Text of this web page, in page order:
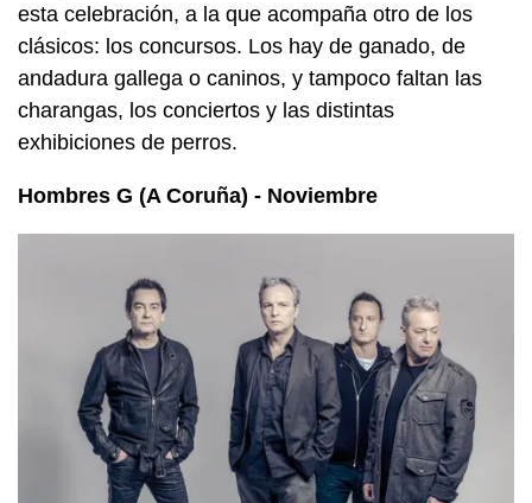
esta celebración, a la que acompaña otro de los
clásicos: los concursos. Los hay de ganado, de
andadura gallega o caninos, y tampoco faltan las
charangas, los conciertos y las distintas
exhibiciones de perros.
Hombres G (A Coruña) - Noviembre